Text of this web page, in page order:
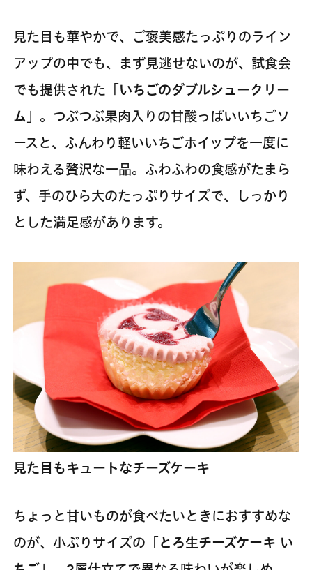
見た目も華やかで、ご褒美感たっぷりのライン
アップの中でも、まず見逃せないのが、試食会
でも提供された「 いちごのダブルシュークリー
ム 」。つぶつぶ果肉入りの甘酸っぱいいちごソ
ースと、ふんわり軽いいちごホイップを一度に
味わえる贅沢な一品。ふわふわの食感がたまら
ず、手のひら大のたっぷりサイズで、しっかり
とした満足感があります。
見た目もキュートなチーズケーキ
ちょっと甘いものが食べたいときにおすすめな
のが、小ぶりサイズの「
とろ生チーズケーキ い